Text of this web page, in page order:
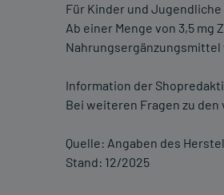
Für Kinder und
Ab einer Menge von 3,5
Nahrungsergänzungsmittel
Information der
Bei weiteren Fragen zu
Quelle: Angaben des
Stand: 12/2025